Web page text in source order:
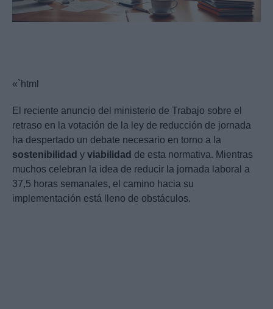
«`html
El reciente anuncio del ministerio de Trabajo sobre el
retraso en la votación de la ley de reducción de jornada
ha despertado un debate necesario en torno a la
sostenibilidad y viabilidad de esta normativa. Mientras
muchos celebran la idea de reducir la jornada laboral a
37,5 horas semanales, el camino hacia su
implementación está lleno de obstáculos.